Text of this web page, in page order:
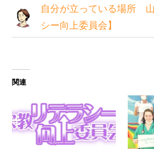
自分が立っている場所
シー向上委員会】
関連